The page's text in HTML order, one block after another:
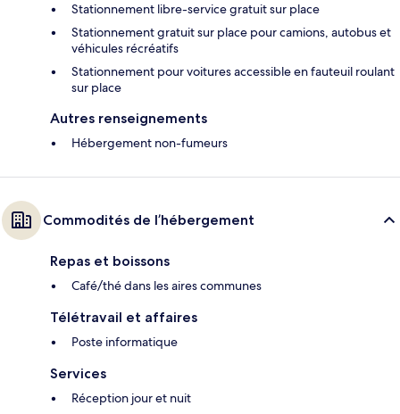
Stationnement libre-service gratuit sur place
Stationnement gratuit sur place pour camions, autobus et
véhicules récréatifs
Stationnement pour voitures accessible en fauteuil roulant
sur place
Autres renseignements
Hébergement non-fumeurs
Commodités de l’hébergement
Repas et boissons
Café/thé dans les aires communes
Télétravail et affaires
Poste informatique
Services
Réception jour et nuit